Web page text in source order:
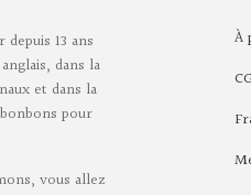
13 ans
dans la
et dans la
pour
vous allez
À